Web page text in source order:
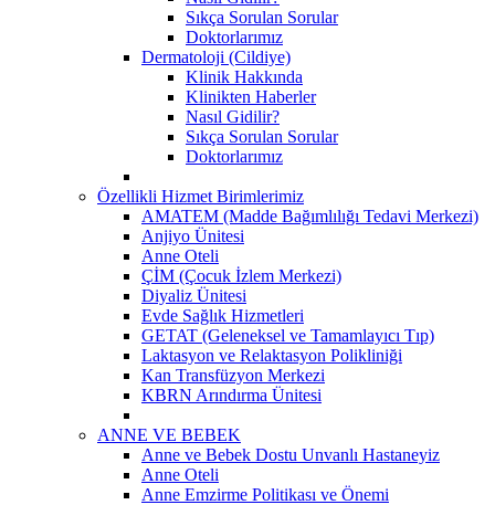
Sıkça Sorulan Sorular
Doktorlarımız
Dermatoloji (Cildiye)
Klinik Hakkında
Klinikten Haberler
Nasıl Gidilir?
Sıkça Sorulan Sorular
Doktorlarımız
Özellikli Hizmet Birimlerimiz
AMATEM (Madde Bağımlılığı Tedavi Merkezi)
Anjiyo Ünitesi
Anne Oteli
ÇİM (Çocuk İzlem Merkezi)
Diyaliz Ünitesi
Evde Sağlık Hizmetleri
GETAT (Geleneksel ve Tamamlayıcı Tıp)
Laktasyon ve Relaktasyon Polikliniği
Kan Transfüzyon Merkezi
KBRN Arındırma Ünitesi
ANNE VE BEBEK
Anne ve Bebek Dostu Unvanlı Hastaneyiz
Anne Oteli
Anne Emzirme Politikası ve Önemi